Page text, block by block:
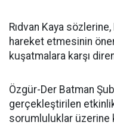
Rıdvan Kaya
hareket etmesinin
kuşatmalara karşı
Özgür-Der Batman
gerçekleştirilen
sorumluluklar üzerine